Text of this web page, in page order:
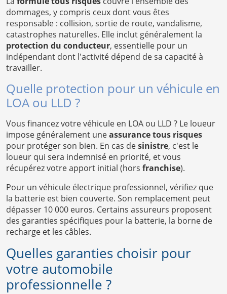
dommages, y compris ceux dont vous êtes
responsable : collision, sortie de route, vandalisme,
catastrophes naturelles. Elle inclut généralement la
protection du conducteur, essentielle pour un
indépendant dont l'activité dépend de sa capacité à
travailler.
Quelle protection pour un véhicule en
LOA ou LLD ?
Vous financez votre véhicule en LOA ou LLD ? Le loueur
impose généralement uneassurance tous risques
pour protéger son bien. En cas desinistre, c'est le
loueur qui sera indemnisé en priorité, et vous
récupérez votre apport initial (hors franchise).
Pour un véhicule électrique professionnel, vérifiez que
la batterie est bien couverte. Son remplacement peut
dépasser 10 000 euros. Certains assureurs proposent
des garanties spécifiques pour la batterie, la borne de
recharge et les câbles.
Quelles garanties choisir pour
votre automobile
professionnelle ?